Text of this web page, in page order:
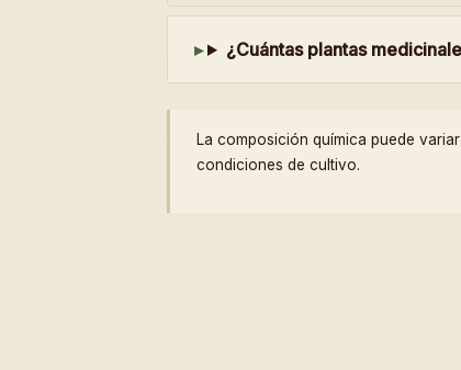
¿Cuántas plantas
La composición química puede
condiciones de cultivo.